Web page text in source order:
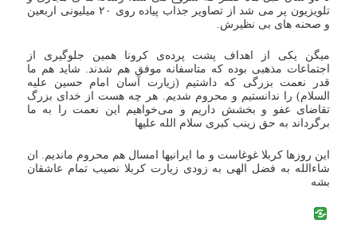
تلویزیون پر می شد از تصاویر جذاب پیاده روی ۲۰ میلیونی اربعین
و صحنه های بی نظیرش.
میگن یکی از اهداف پشت پرده‌ی کرونا همین جلوگیری از
اجتماعات مذهبی بوده که متاسفانه موفق هم شدند. شاید هم ما
قدر نعمت بزرگی که داشتیم (زیارت آسان امام حسین علیه
السلام) را ندانستیم و محروم شدیم. هر چه هست از خدای بزرگ
تقاضای عفو و بخشش داریم و می‌خواهیم این نعمت را به ما
برگرداند به حق زینب کبری سلام الله علیها
این روزها کربلا غوغاست و ما ایرانیها امسال هم محروم ماندیم. ان
شاءالله به فضل الهی به زودی زیارت کربلا نصیب تمام عاشقان
بشه